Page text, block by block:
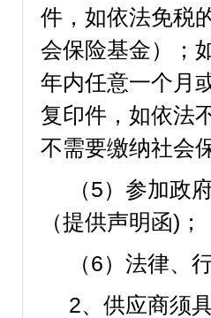
件，如依法免税
会保险基金）；
年内任意一个月
复印件，如依法
不需要缴纳社会
（5）参加政
（提供声明函)；
（6）法律、
2、供应商须